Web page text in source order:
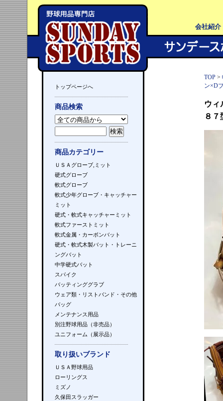
会社紹介
トップページへ
商品検索
商品カテゴリー
ＵＳＡグローブ,ミット
硬式グローブ
軟式グローブ
軟式少年グローブ・キャッチャー
ミット
硬式・軟式キャッチャーミット
軟式ファーストミット
軟式金属・カーボンバット
硬式・軟式木製バット・トレーニ
ングバット
中学硬式バット
スパイク
バッティンググラブ
ウェア類・リストバンド・その他
バッグ
メンテナンス用品
別注野球用品（非売品）
ユニフォーム（展示品）
取り扱いブランド
ＵＳＡ野球用品
ローリングス
ミズノ
久保田スラッガー
TOP >
ン×D
ウ
８７